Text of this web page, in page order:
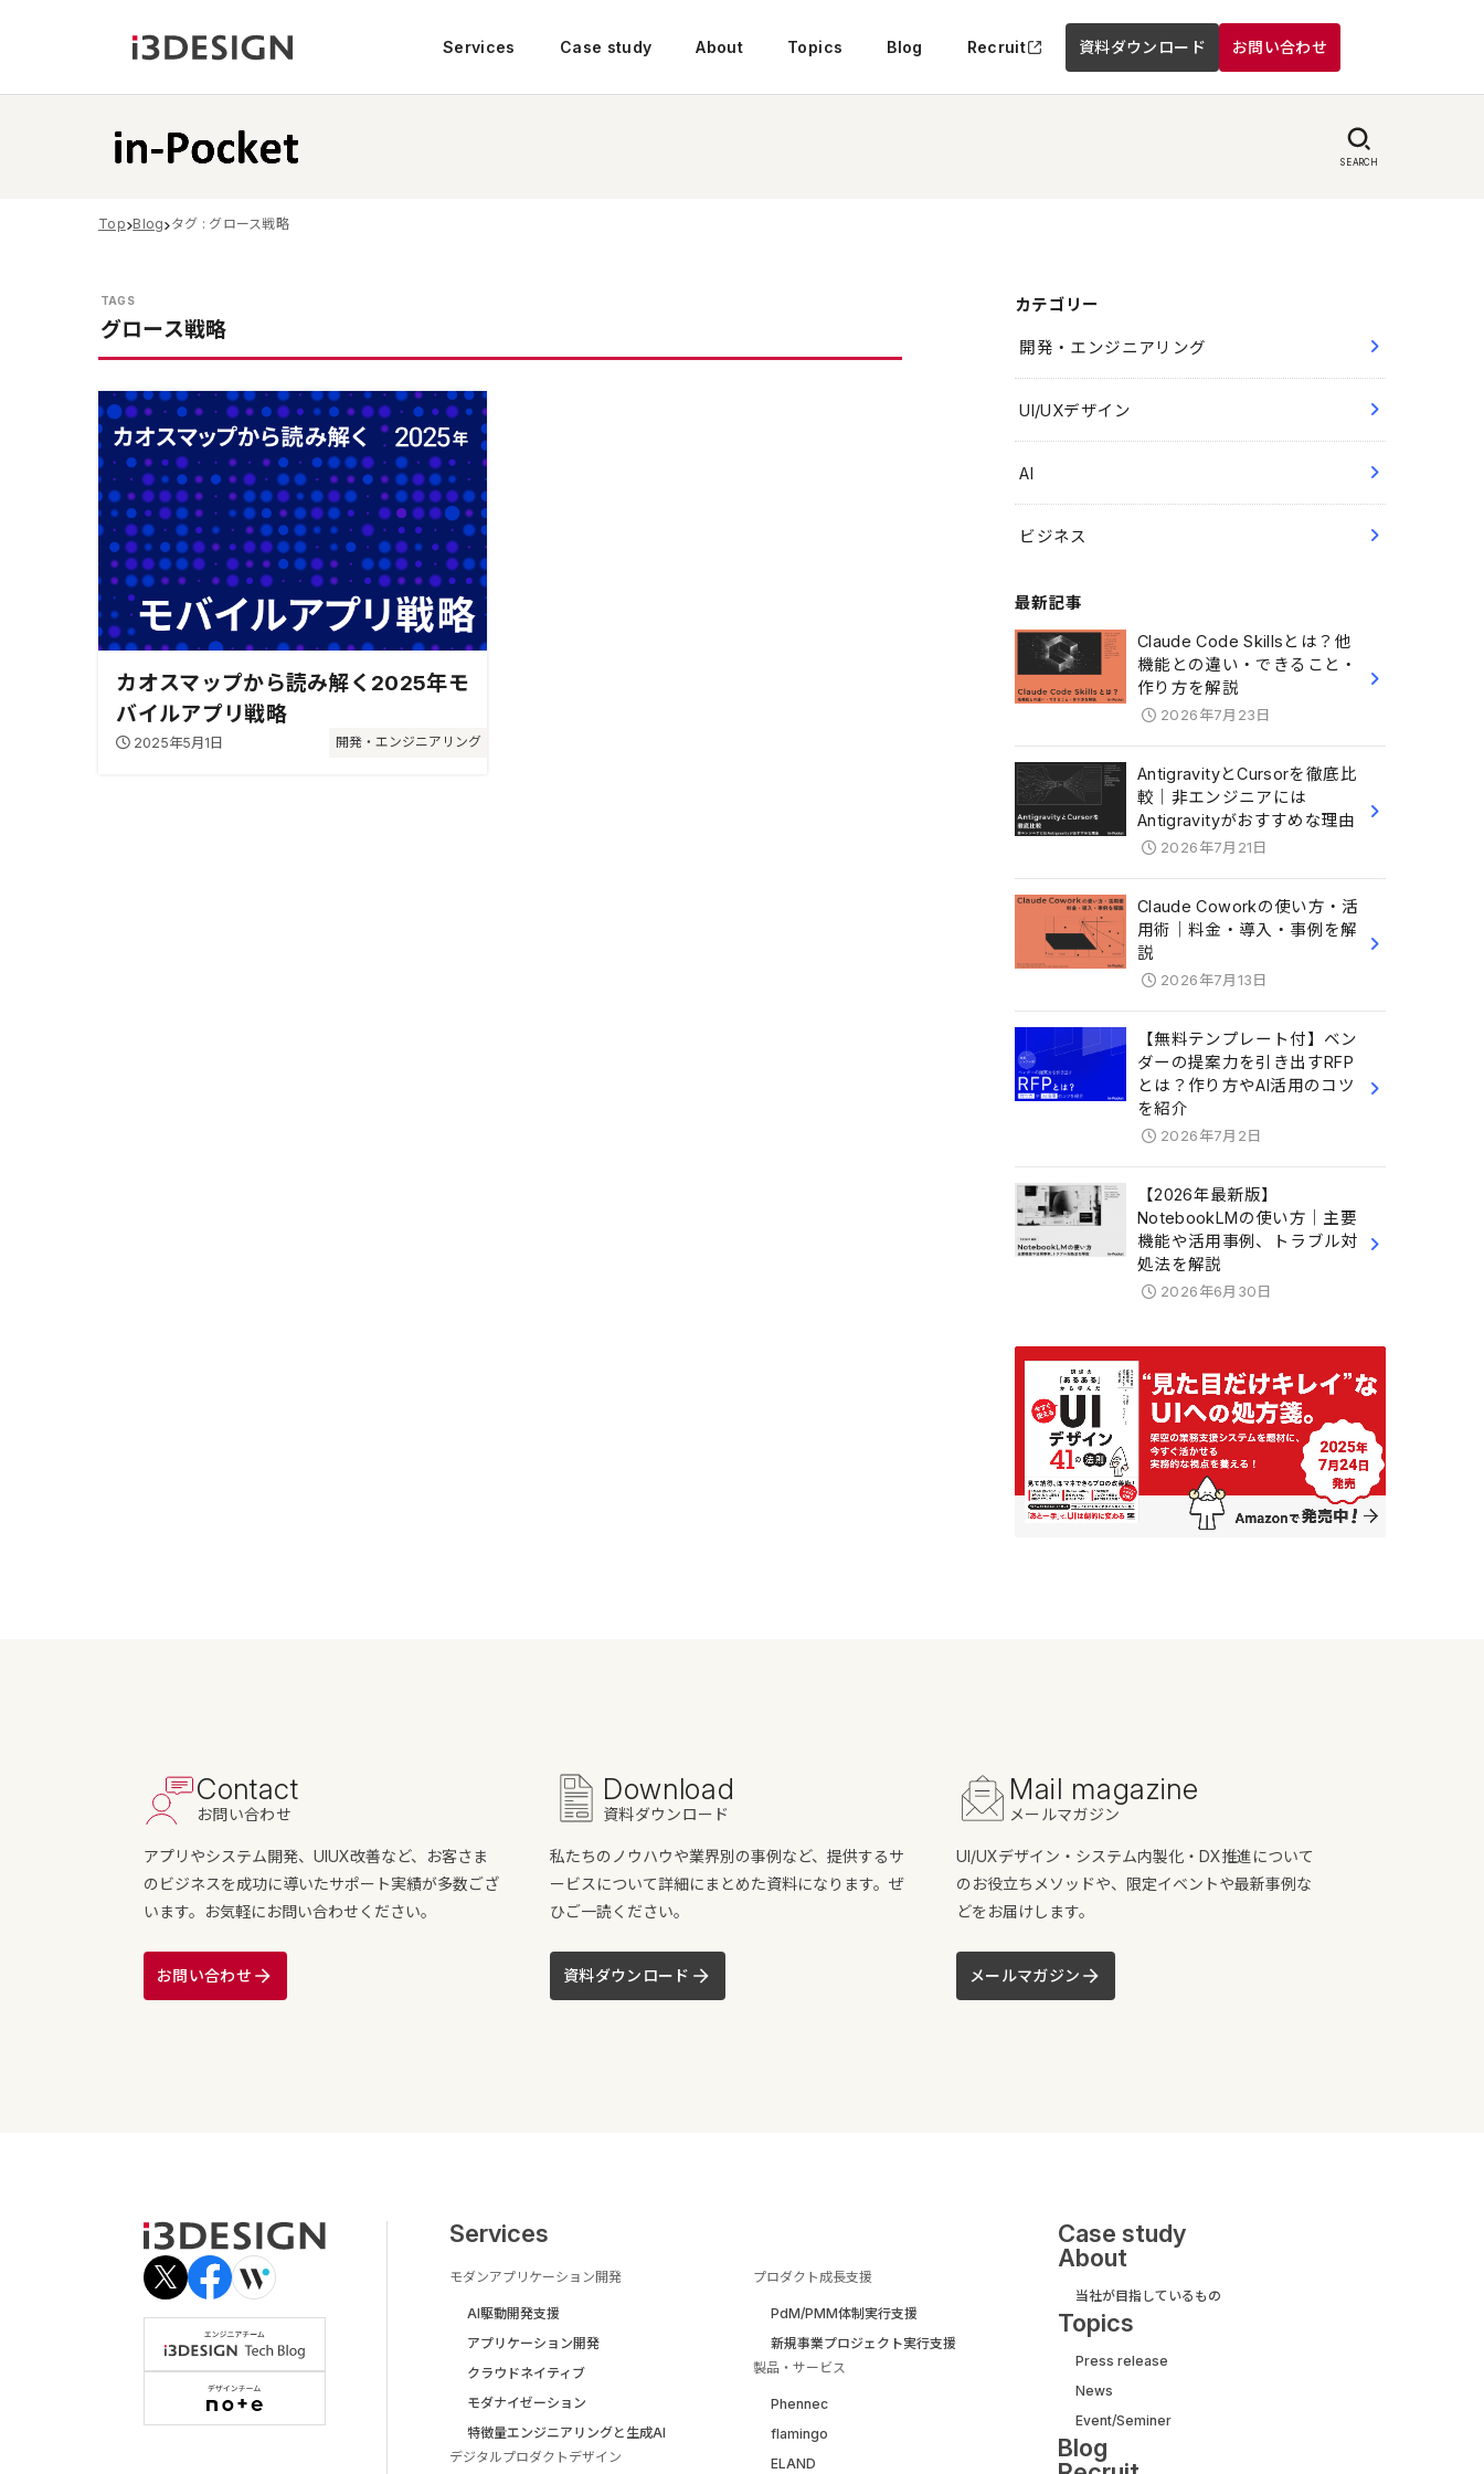
Services Case study About Topics Blog Recruit 資料ダウンロード お問い合わせ
SEARCH
Top Blog タグ : グロース戦略
グロース戦略
開発・エンジニアリング
カオスマップから読み解く2025年モ
バイルアプリ戦略
2025年5月1日
カテゴリー
開発・エンジニアリング
UI/UXデザイン
AI
ビジネス
最新記事
Claude Code Skillsとは？他
機能との違い・できること・
作り方を解説
2026年7月23日
AntigravityとCursorを徹底比
較｜非エンジニアには
Antigravityがおすすめな理由
2026年7月21日
Claude Coworkの使い方・活
用術｜料金・導入・事例を解
説
2026年7月13日
【無料テンプレート付】ベン
ダーの提案力を引き出すRFP
とは？作り方やAI活用のコツ
を紹介
2026年7月2日
【2026年最新版】
NotebookLMの使い方｜主要
機能や活用事例、トラブル対
処法を解説
2026年6月30日
Contact
お問い合わせ
アプリやシステム開発、UIUX改善など、お客さま
のビジネスを成功に導いたサポート実績が多数ござ
います。お気軽にお問い合わせください。
お問い合わせ
Download
資料ダウンロード
私たちのノウハウや業界別の事例など、提供するサ
ービスについて詳細にまとめた資料になります。ぜ
ひご一読ください。
資料ダウンロード
Mail magazine
メールマガジン
UI/UXデザイン・システム内製化・DX推進について
のお役立ちメソッドや、限定イベントや最新事例な
どをお届けします。
メールマガジン
Services
モダンアプリケーション開発
AI駆動開発支援
アプリケーション開発
クラウドネイティブ
モダナイゼーション
特徴量エンジニアリングと生成AI
デジタルプロダクトデザイン
プロダクト成長支援
PdM/PMM体制実行支援
新規事業プロジェクト実行支援
製品・サービス
Phennec
flamingo
ELAND
Case study
About
当社が目指しているもの
Topics
Press release
News
Event/Seminer
Blog